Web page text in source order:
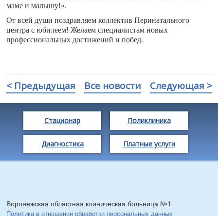
маме и малышу!».
От всей души поздравляем коллектив Перинатального
центра с юбилеем! Желаем специалистам новых
профессиональных достижений и побед.
< Предыдущая Все новости Следующая >
Стационар Поликлиника
Диагностика Платные услуги
Воронежская областная клиническая больница №1
Политика в отношении обработки персональных данных